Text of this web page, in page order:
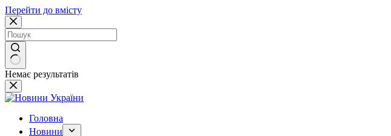
Перейти до вмісту
Немає результатів
Головна
Новини